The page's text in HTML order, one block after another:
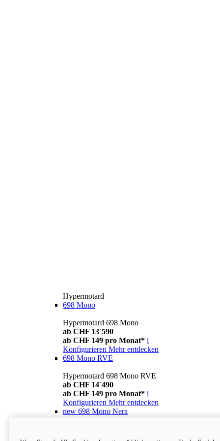
Hypermotard
698 Mono
Hypermotard 698 Mono
ab CHF 13´590
ab CHF 149 pro Monat* i
Konfigurieren Mehr entdecken
698 Mono RVE
Hypermotard 698 Mono RVE
ab CHF 14´490
ab CHF 149 pro Monat* i
Konfigurieren Mehr entdecken
new 698 Mono Nera
ab CHF 13´990